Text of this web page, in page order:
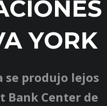
YORK
produjo lejos
Bank Center de